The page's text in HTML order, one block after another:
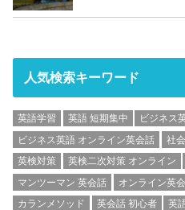
人気検索キーワード
英語学習 英語 短期集中
ビジネス
ビジネス英語 オンライン英会話
社
英検対策
英検二次対策 オンライン
マンツーマン 英会話
オンライン英
カランメソッド
英会話 初心者
英